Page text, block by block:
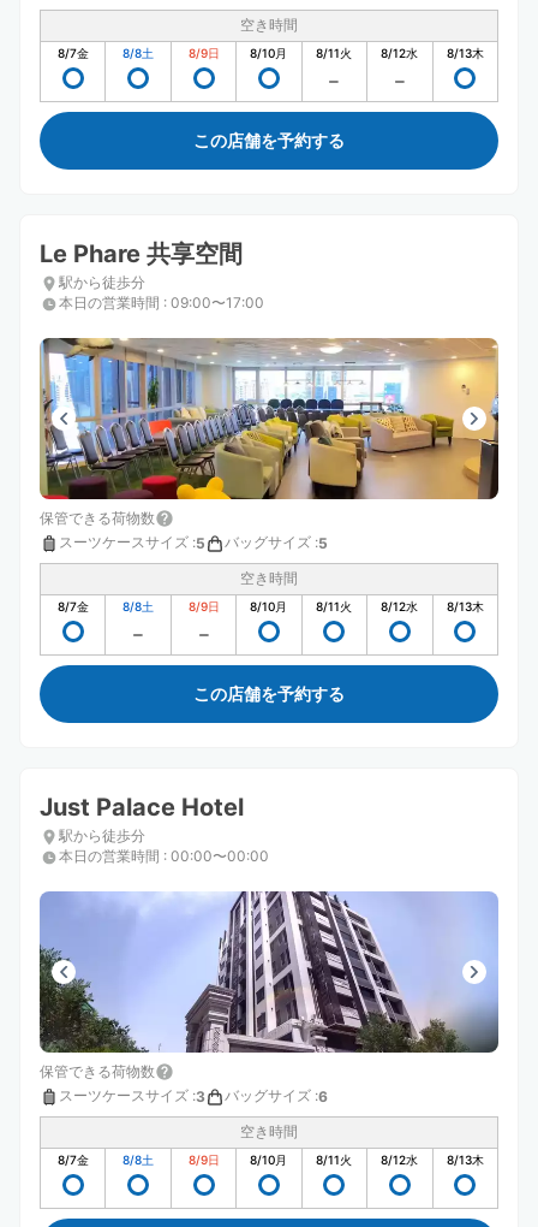
空き時間
8/7金 8/8土 8/9日 8/10月 8/11火 8/12水 8/13木
この店舗を予約する
Le Phare 共享空間
駅から徒歩分
本日の営業時間 : 09:00〜17:00
保管できる荷物数
スーツケースサイズ :5 バッグサイズ :5
空き時間
8/7金 8/8土 8/9日 8/10月 8/11火 8/12水 8/13木
この店舗を予約する
Just Palace Hotel
駅から徒歩分
本日の営業時間 : 00:00〜00:00
保管できる荷物数
スーツケースサイズ :3 バッグサイズ :6
空き時間
8/7金 8/8土 8/9日 8/10月 8/11火 8/12水 8/13木